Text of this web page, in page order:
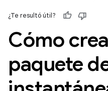
¿Te resultó útil?
Cómo
paquete